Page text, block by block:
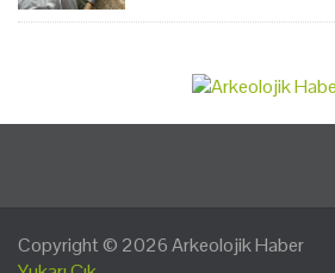
Copyright © 2026Arkeolojik Haber